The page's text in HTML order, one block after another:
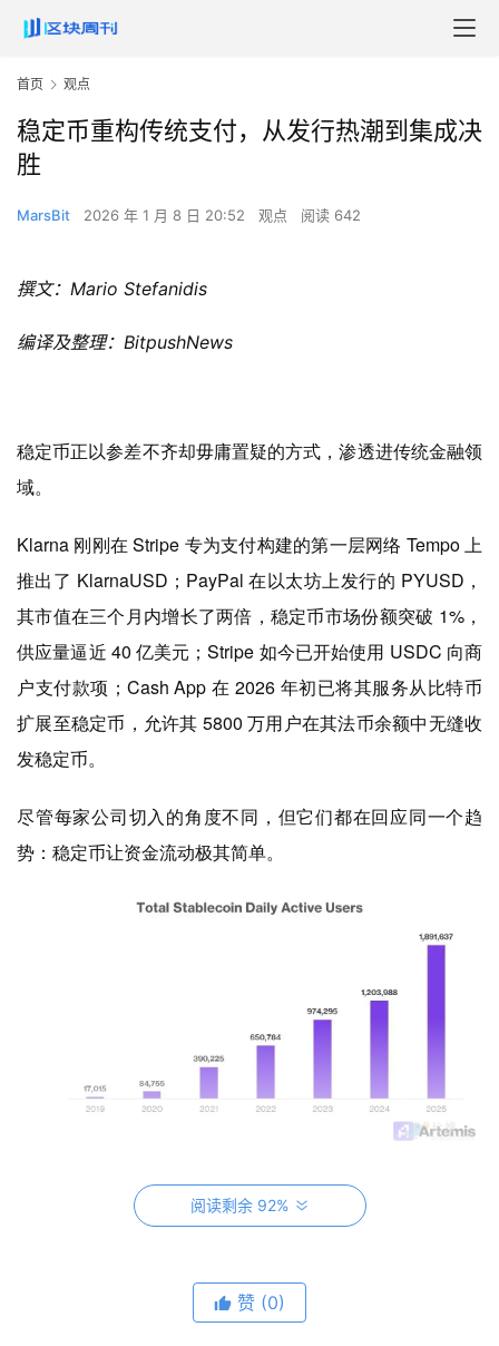
首页 观点
稳定币重构传统支付，从发行热潮到集成决
胜
MarsBit 2026 年 1 月 8 日 20:52 观点 阅读 642
撰文：Mario Stefanidis
编译及整理：BitpushNews
稳定币正以参差不齐却毋庸置疑的方式，渗透进传统金融领
域。
Klarna 刚刚在 Stripe 专为支付构建的第一层网络 Tempo 上
推出了 KlarnaUSD；PayPal 在以太坊上发行的 PYUSD，
其市值在三个月内增长了两倍，稳定币市场份额突破 1%，
供应量逼近 40 亿美元；Stripe 如今已开始使用 USDC 向商
户支付款项；Cash App 在 2026 年初已将其服务从比特币
扩展至稳定币，允许其 5800 万用户在其法币余额中无缝收
发稳定币。
尽管每家公司切入的角度不同，但它们都在回应同一个趋
势：稳定币让资金流动极其简单。
数据来源：Artemis Analytics
但这种结果并不合理。一个拥有几十种广泛使用的稳定币的
世界尚且可控，但若存在成千上万种，则将陷入混乱。用户
阅读剩余 92%
赞 (0)